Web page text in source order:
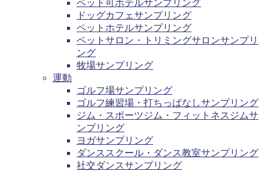
ペット可ホテルサンプリング
ドッグカフェサンプリング
ペットホテルサンプリング
ペットサロン・トリミングサロンサンプリ
ング
牧場サンプリング
運動
ゴルフ場サンプリング
ゴルフ練習場・打ちっぱなしサンプリング
ジム・スポーツジム・フィットネスジムサ
ンプリング
ヨガサンプリング
ダンススクール・ダンス教室サンプリング
社交ダンスサンプリング